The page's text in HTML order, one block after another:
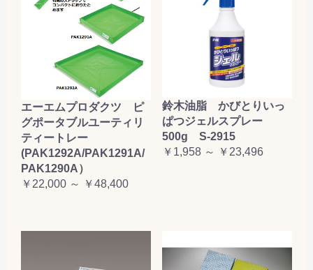
エーエムプロダクツ ピ
グポータブルユーティリ
ティートレー
(PAK1292A/PAK1291A/
PAK1290A）
￥22,000 ～ ￥48,400
鈴木油脂 かびとりいっ
ぱつジェルスプレー
500g S-2915
￥1,958 ～ ￥23,496